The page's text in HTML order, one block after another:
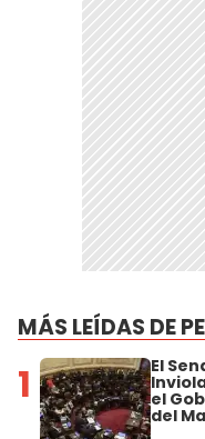
MÁS LEÍDAS DE
1 El
el
del